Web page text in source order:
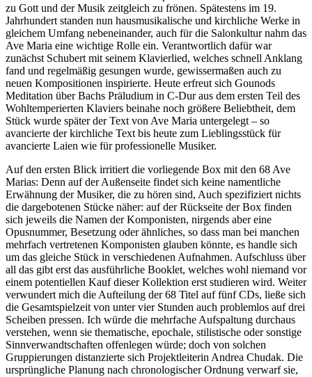
zu Gott und der Musik zeitgleich zu frönen. Spätestens im 19.
Jahrhundert standen nun hausmusikalische und kirchliche Werke in
gleichem Umfang nebeneinander, auch für die Salonkultur nahm das
Ave Maria eine wichtige Rolle ein. Verantwortlich dafür war
zunächst Schubert mit seinem Klavierlied, welches schnell Anklang
fand und regelmäßig gesungen wurde, gewissermaßen auch zu
neuen Kompositionen inspirierte. Heute erfreut sich Gounods
Meditation über Bachs Präludium in C-Dur aus dem ersten Teil des
Wohltemperierten Klaviers beinahe noch größere Beliebtheit, dem
Stück wurde später der Text von Ave Maria untergelegt – so
avancierte der kirchliche Text bis heute zum Lieblingsstück für
avancierte Laien wie für professionelle Musiker.
Auf den ersten Blick irritiert die vorliegende Box mit den 68 Ave
Marias: Denn auf der Außenseite findet sich keine namentliche
Erwähnung der Musiker, die zu hören sind, Auch spezifiziert nichts
die dargebotenen Stücke näher: auf der Rückseite der Box finden
sich jeweils die Namen der Komponisten, nirgends aber eine
Opusnummer, Besetzung oder ähnliches, so dass man bei manchen
mehrfach vertretenen Komponisten glauben könnte, es handle sich
um das gleiche Stück in verschiedenen Aufnahmen. Aufschluss über
all das gibt erst das ausführliche Booklet, welches wohl niemand vor
einem potentiellen Kauf dieser Kollektion erst studieren wird. Weiter
verwundert mich die Aufteilung der 68 Titel auf fünf CDs, ließe sich
die Gesamtspielzeit von unter vier Stunden auch problemlos auf drei
Scheiben pressen. Ich würde die mehrfache Aufspaltung durchaus
verstehen, wenn sie thematische, epochale, stilistische oder sonstige
Sinnverwandtschaften offenlegen würde; doch von solchen
Gruppierungen distanzierte sich Projektleiterin Andrea Chudak. Die
ursprüngliche Planung nach chronologischer Ordnung verwarf sie,